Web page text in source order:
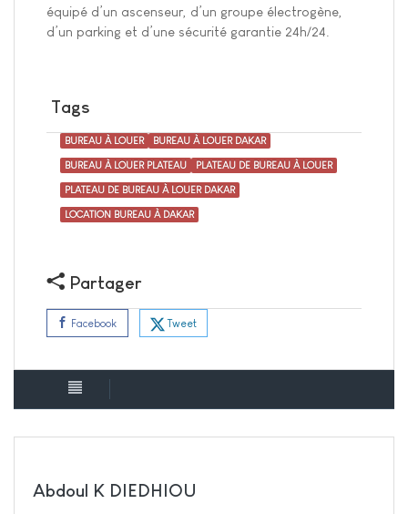
équipé d’un ascenseur, d’un groupe électrogène,
d’un parking et d’une sécurité garantie 24h/24.
Tags
BUREAU À LOUER BUREAU À LOUER DAKAR
BUREAU À LOUER PLATEAU PLATEAU DE BUREAU À LOUER
PLATEAU DE BUREAU À LOUER DAKAR
LOCATION BUREAU À DAKAR
Partager
Facebook Tweet
Abdoul K DIEDHIOU